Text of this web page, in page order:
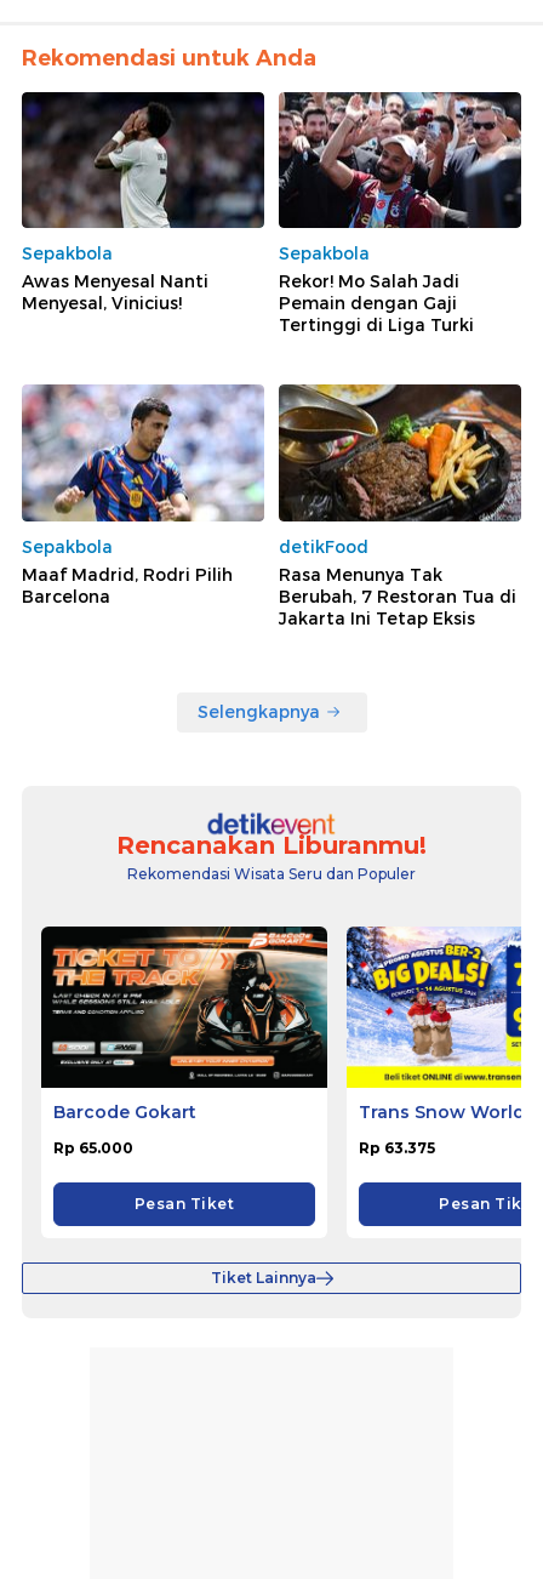
Rekomendasi untuk Anda
Sepakbola
Awas Menyesal Nanti
Menyesal, Vinicius!
Sepakbola
Rekor! Mo Salah Jadi
Pemain dengan Gaji
Tertinggi di Liga Turki
Sepakbola
Maaf Madrid, Rodri Pilih
Barcelona
detikFood
Rasa Menunya Tak
Berubah, 7 Restoran Tua di
Jakarta Ini Tetap Eksis
Selengkapnya
Rencanakan Liburanmu!
Rekomendasi Wisata Seru dan Populer
Barcode Gokart
Rp 65.000
Pesan Tiket
Trans Snow World
Rp 63.375
Pesan Tiket
Tiket Lainnya